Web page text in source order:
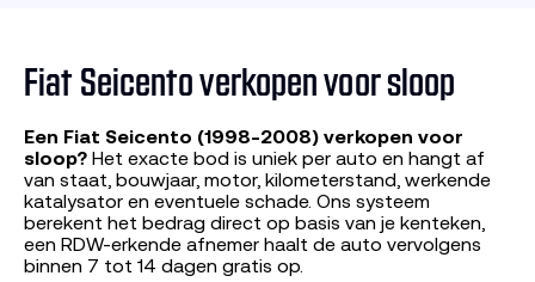
Fiat Seicento verkopen voor sloop
Een Fiat Seicento (1998-2008) verkopen voor
sloop? Het exacte bod is uniek per auto en hangt af
van staat, bouwjaar, motor, kilometerstand, werkende
katalysator en eventuele schade. Ons systeem
berekent het bedrag direct op basis van je kenteken,
een RDW-erkende afnemer haalt de auto vervolgens
binnen 7 tot 14 dagen gratis op.